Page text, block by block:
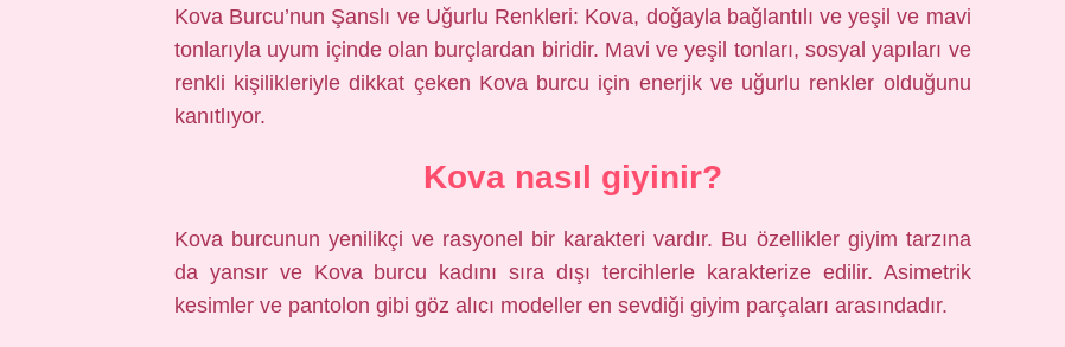
Kova Burcu’nun Şanslı ve Uğurlu Renkleri: Kova, doğayla bağlantılı ve yeşil ve mavi
tonlarıyla uyum içinde olan burçlardan biridir. Mavi ve yeşil tonları, sosyal yapıları ve
renkli kişilikleriyle dikkat çeken Kova burcu için enerjik ve uğurlu renkler olduğunu
kanıtlıyor.
Kova nasıl giyinir?
Kova burcunun yenilikçi ve rasyonel bir karakteri vardır. Bu özellikler giyim tarzına
da yansır ve Kova burcu kadını sıra dışı tercihlerle karakterize edilir. Asimetrik
kesimler ve pantolon gibi göz alıcı modeller en sevdiği giyim parçaları arasındadır.